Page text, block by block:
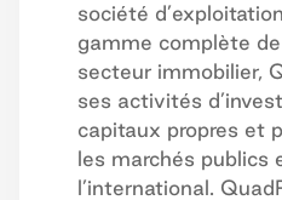
société
gamme complète
secteur immobilier,
ses activités
capitaux propres et
les marchés publics
l’international.